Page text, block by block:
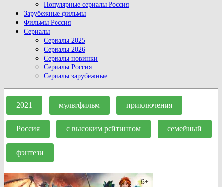
Популярные сериалы Россия
Зарубежные фильмы
Фильмы Россия
Сериалы
Сериалы 2025
Сериалы 2026
Сериалы новинки
Сериалы Россия
Сериалы зарубежные
Close
Button
2021 мультфильм приключения
Россия с высоким рейтингом семейный
фэнтези